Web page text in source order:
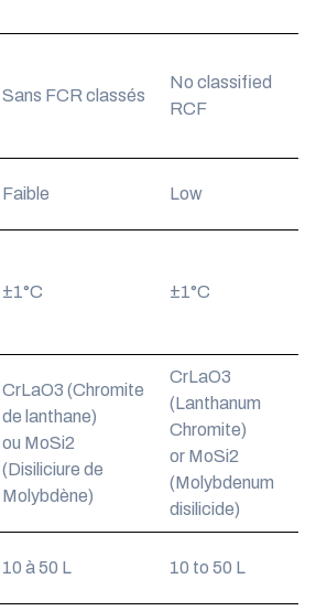
Sans FCR classés
No classified
RCF
Faible Low
±1°C ±1°C
CrLaO3 (Chromite
de lanthane)
ou MoSi2
(Disiliciure de
Molybdène)
CrLaO3
(Lanthanum
Chromite)
or MoSi2
(Molybdenum
disilicide)
10 à 50 L 10 to 50 L